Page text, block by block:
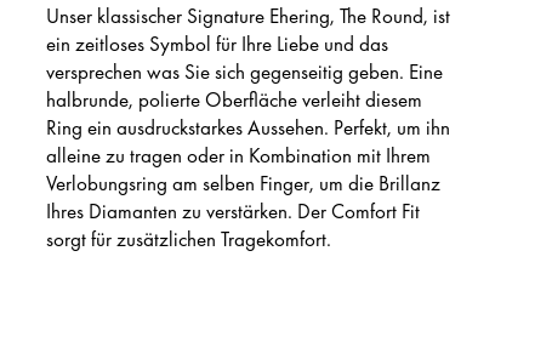
Unser klassischer Signature Ehering, The Round, ist
ein zeitloses Symbol für Ihre Liebe und das
versprechen was Sie sich gegenseitig geben. Eine
halbrunde, polierte Oberfläche verleiht diesem
Ring ein ausdruckstarkes Aussehen. Perfekt, um ihn
alleine zu tragen oder in Kombination mit Ihrem
Verlobungsring am selben Finger, um die Brillanz
Ihres Diamanten zu verstärken. Der Comfort Fit
sorgt für zusätzlichen Tragekomfort.